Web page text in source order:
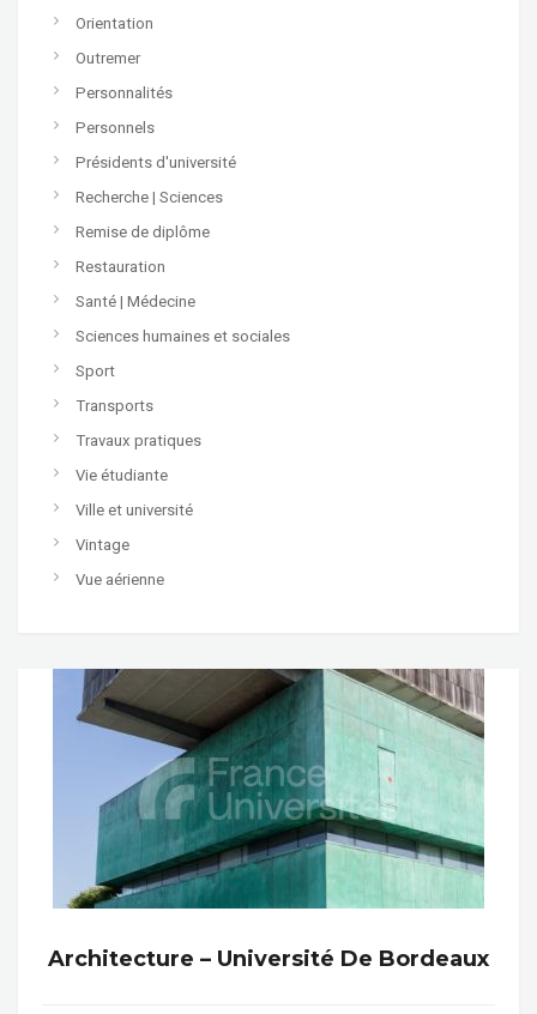
Orientation
Outremer
Personnalités
Personnels
Présidents d'université
Recherche | Sciences
Remise de diplôme
Restauration
Santé | Médecine
Sciences humaines et sociales
Sport
Transports
Travaux pratiques
Vie étudiante
Ville et université
Vintage
Vue aérienne
Architecture – Université De Bordeaux